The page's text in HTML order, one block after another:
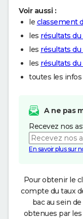
Voir aussi :
le classement
les résultats du
les résultats du
les résultats du
toutes les infos
A ne pas
Recevez nos
En savoir plus sur
Pour obtenir le
compte du taux
bac au sein
obtenues par